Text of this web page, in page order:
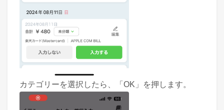
カテゴリーを選択したら、「OK」を押します。